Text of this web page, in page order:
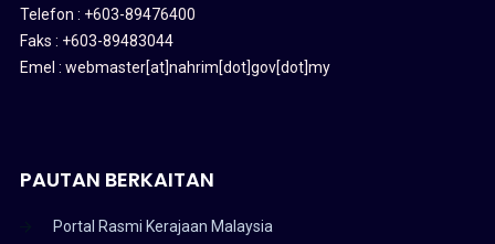
Telefon : +603-89476400
Faks : +603-89483044
Emel : webmaster[at]nahrim[dot]gov[dot]my
PAUTAN BERKAITAN
Portal Rasmi Kerajaan Malaysia